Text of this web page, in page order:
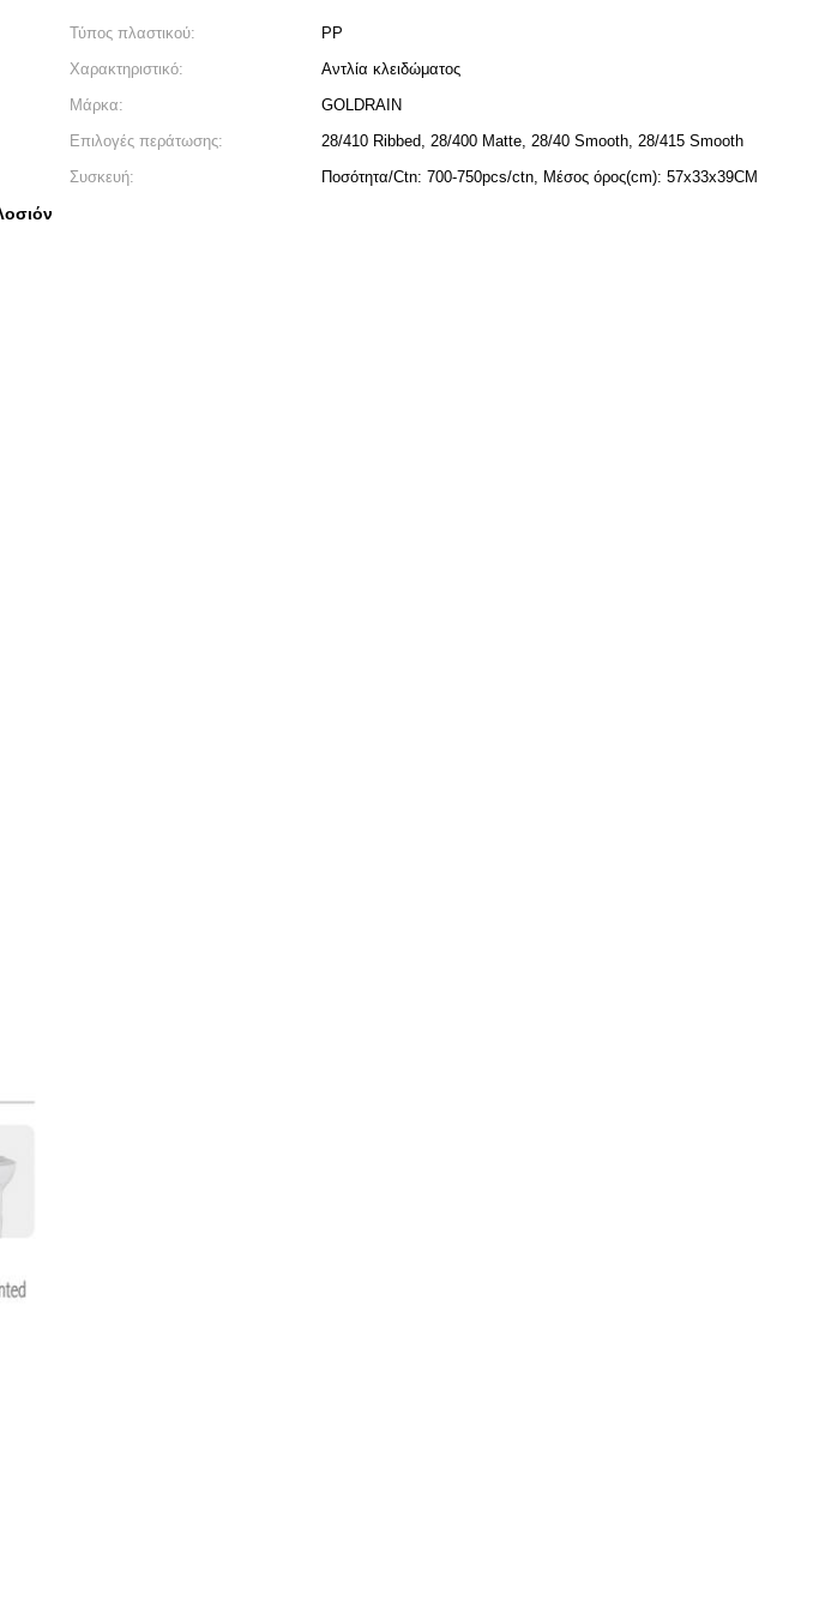
Τύπος πλαστικού:
PP
Χαρακτηριστικό:
Αντλία κλειδώματος
Μάρκα:
GOLDRAIN
Επιλογές περάτωσης:
28/410 Ribbed, 28/400 Matte, 28/40 Smooth, 28/415 Smooth
Συσκευή:
Ποσότητα/Ctn: 700-750pcs/ctn, Μέσος όρος(cm): 57x33x39CM